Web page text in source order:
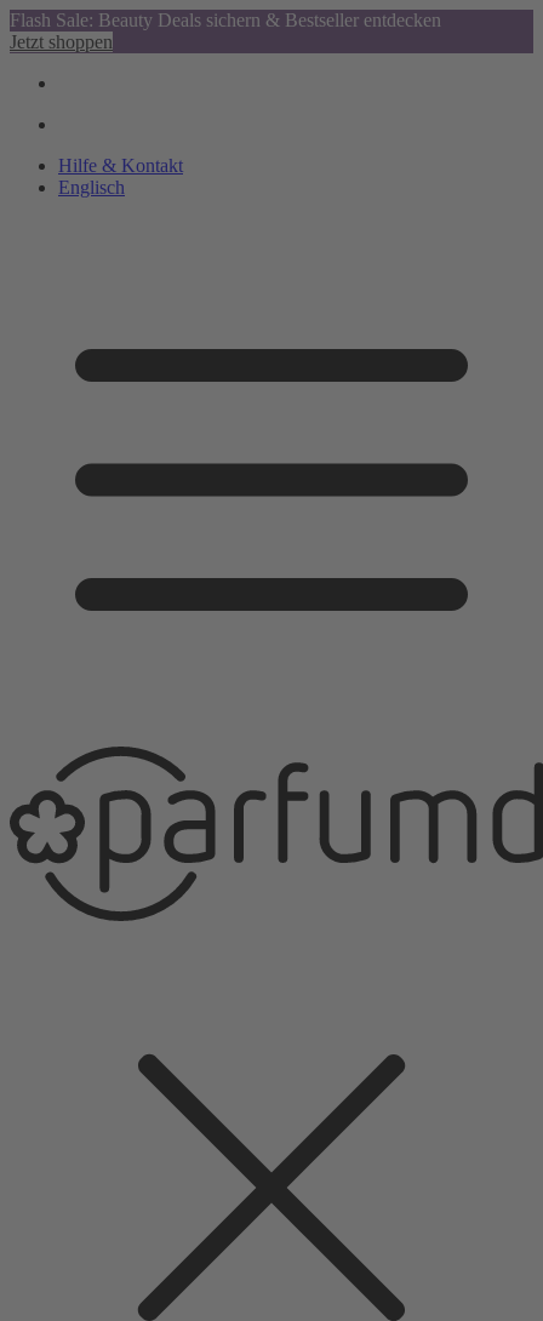
Flash Sale: Beauty Deals sichern & Bestseller entdecken
Jetzt shoppen
Hilfe & Kontakt
Englisch